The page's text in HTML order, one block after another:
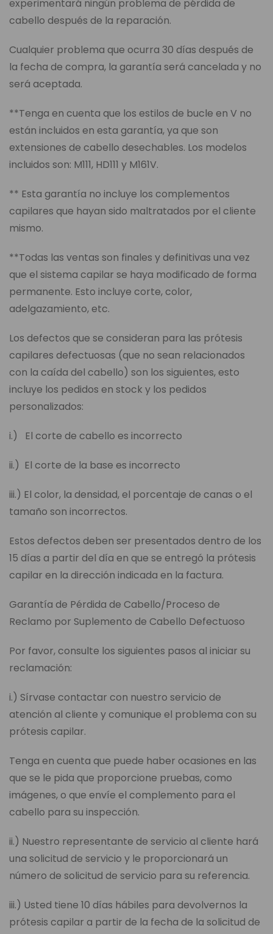
experimentará ningún problema de pérdida de
cabello después de la reparación.
Cualquier problema que ocurra 30 días después de
la fecha de compra, la garantía será cancelada y no
será aceptada.
**Tenga en cuenta que los estilos de bucle en V no
están incluidos en esta garantía, ya que son
extensiones de cabello desechables. Los modelos
incluidos son: M111, HD111 y M161V.
** Esta garantía no incluye los complementos
capilares que hayan sido maltratados por el cliente
mismo.
**Todas las ventas son finales y definitivas una vez
que el sistema capilar se haya modificado de forma
permanente. Esto incluye corte, color,
adelgazamiento, etc.
Los defectos que se consideran para las prótesis
capilares defectuosas (que no sean relacionados
con la caída del cabello) son los siguientes, esto
incluye los pedidos en stock y los pedidos
personalizados:
i.) El corte de cabello es incorrecto
ii.) El corte de la base es incorrecto
iii.) El color, la densidad, el porcentaje de canas o el
tamaño son incorrectos.
Estos defectos deben ser presentados dentro de los
15 días a partir del día en que se entregó la prótesis
capilar en la dirección indicada en la factura.
Garantía de Pérdida de Cabello/Proceso de
Reclamo por Suplemento de Cabello Defectuoso
Por favor, consulte los siguientes pasos al iniciar su
reclamación:
i.) Sírvase contactar con nuestro servicio de
atención al cliente y comunique el problema con su
prótesis capilar.
Tenga en cuenta que puede haber ocasiones en las
que se le pida que proporcione pruebas, como
imágenes, o que envíe el complemento para el
cabello para su inspección.
ii.) Nuestro representante de servicio al cliente hará
una solicitud de servicio y le proporcionará un
número de solicitud de servicio para su referencia.
iii.) Usted tiene 10 días hábiles para devolvernos la
prótesis capilar a partir de la fecha de la solicitud de